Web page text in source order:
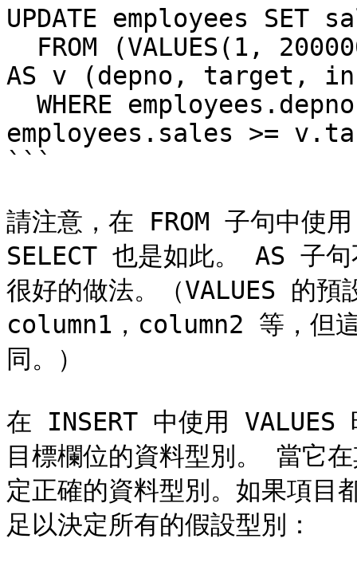
UPDATE employees
AS v (depno, target,
employees.sales >=
```
請注意，在 FROM 子句中使
SELECT 也是如此。 AS 子
很好的做法。（VALUES 的
column1，column2 等，但
同。）
在 INSERT 中使用 VALUES
目標欄位的資料型別。 當它
定正確的資料型別。如果項目
足以決定所有的假設型別：